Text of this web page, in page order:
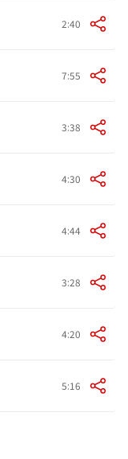
2:40
7:55
3:38
4:30
4:44
3:28
4:20
5:16